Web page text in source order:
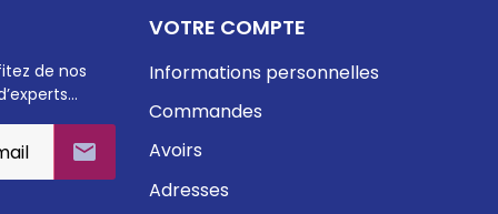
de nos

VOTRE COMPTE
Informations personnelles
Commandes
Avoirs
Adresses